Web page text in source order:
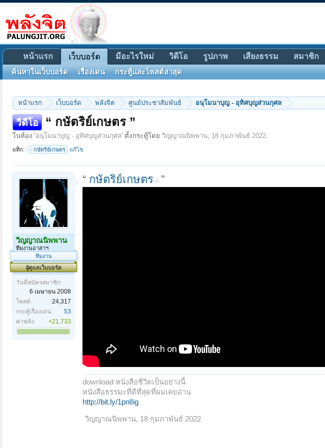
หน้าแรก เว็บบอร์ด พลังจิต ศูนย์ประชาสัมพันธ์ อนุโมนาบุญ - อุทิศบุญส่วนกุศล
วีดีโอ “ กษัตริย์เกษตร ”
ในห้อง 'อนุโมนาบุญ - อุทิศบุญส่วนกุศล' ตั้งกระทู้โดย วิญญาณนิพพาน, 18 กุมภาพันธ์ 2022.
แท็ก: กษัตริย์เกษตร แก้ไข
วิญญาณนิพพาน
ทีมงานอาสาฯ
ทีมงาน
ผู้ดูแลเว็บบอร์ด
วันที่สมัครสมาชิก:
6 เมษายน 2008
โพสต์:
24,317
กระทู้เรื่องเด่น:
53
ค่าพลัง:
+21,733
“ กษัตริย์เกษตร ”
download หนังสือชีวิตเป็นอย่างนี้
หนังสือธรรมะที่ดีที่สุดที่ผมเคยอ่าน
http://bit.ly/1pnlIig
วิญญาณนิพพาน, 18 กุมภาพันธ์ 2022
หน้าแรก เว็บบอร์ด
ค้นหาในเว็บบอร์ด เรื่องเด่น กระทู้และโพสต์ล่าสุด
มีอะไรใหม่ วิดีโอ รูปภาพ เสียงธรรม สมาชิก